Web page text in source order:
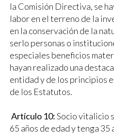
la Comisión Directiva, se
labor en el terreno de la
en la conservación de la
serlo personas o
especiales beneficios
hayan realizado una
entidad y de los principios
de los Estatutos.
Artículo 10:Socio vitalicio
65 años de edad y tenga